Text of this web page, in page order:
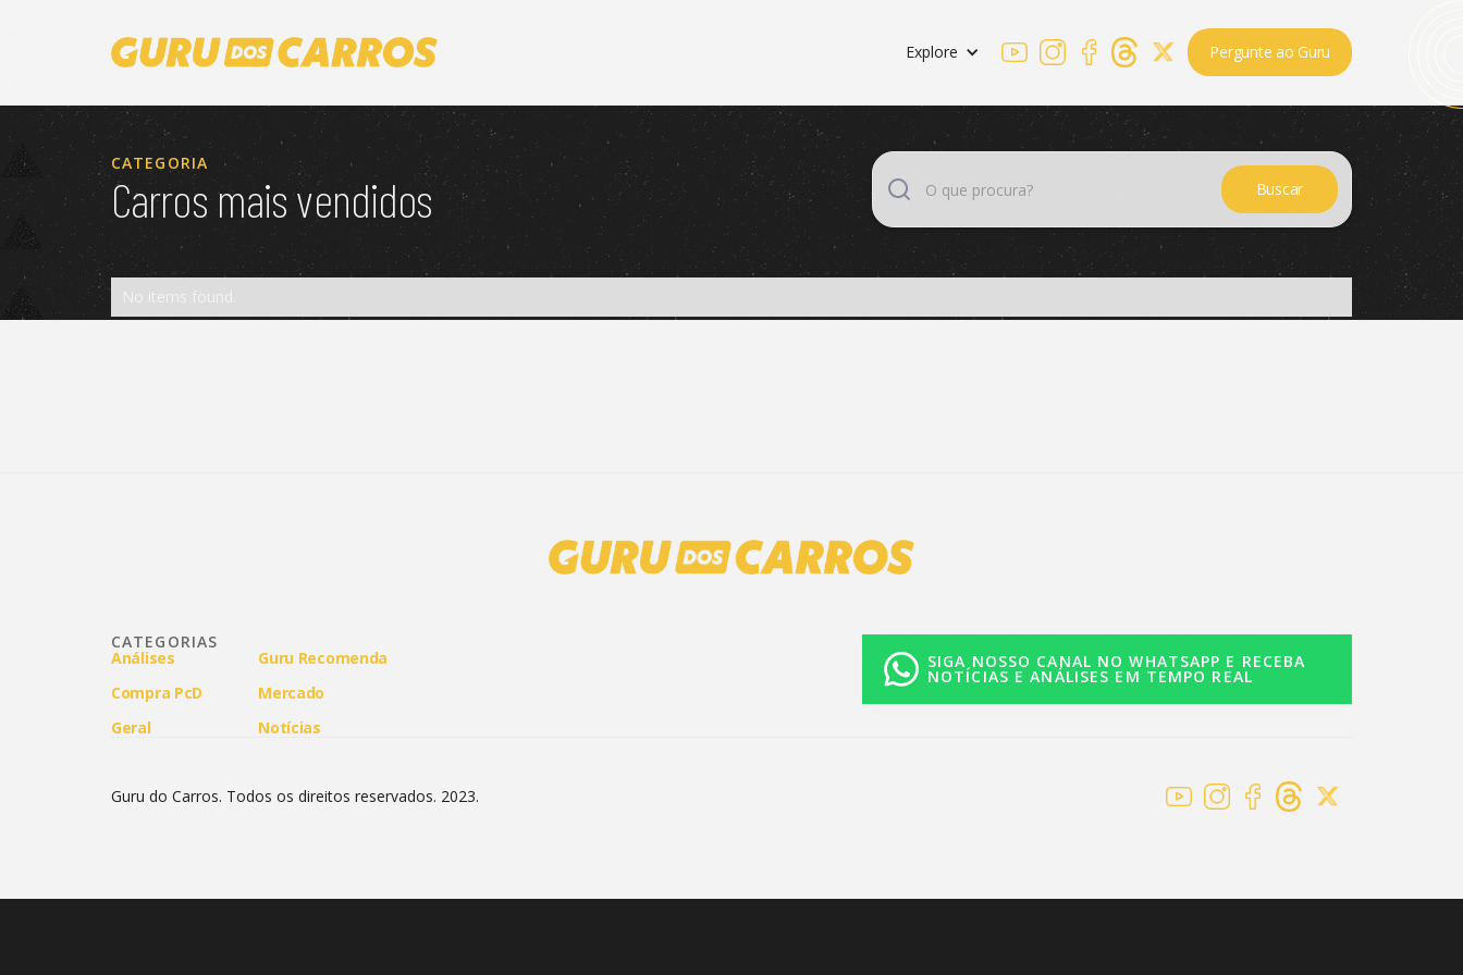
Explore Pergunte ao Guru
CATEGORIA
Carros mais vendidos
CATEGORIAS
Análises
Compra PcD
Geral
Guru Recomenda
Mercado
Notícias
SIGA NOSSO CANAL NO WHATSAPP E RECEBA
NOTÍCIAS E ANÁLISES EM TEMPO REAL
Guru do Carros. Todos os direitos reservados. 2023.